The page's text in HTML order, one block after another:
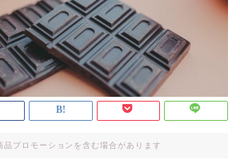
品プロモーションを含む場合があります